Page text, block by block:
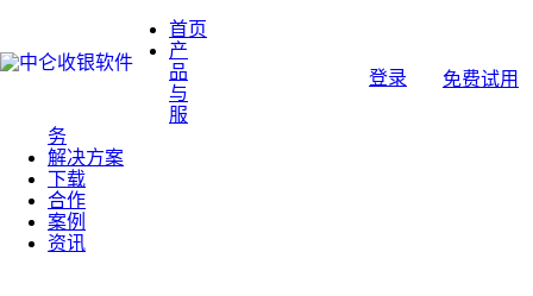
首页
产
品
与
服
务
解决方案
下载
合作
案例
资讯
登录 免费试用